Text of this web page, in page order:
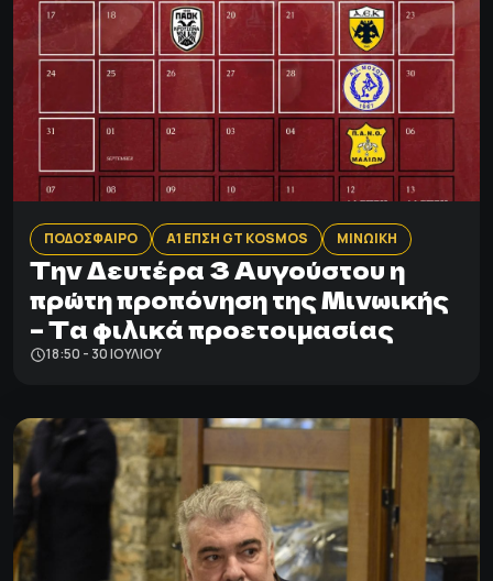
ΠΟΔΟΣΦΑΙΡΟ Α1 ΕΠΣΗ GT KOSMOS ΜΙΝΩΙΚΗ
Tην Δευτέρα 3 Αυγούστου η
πρώτη προπόνηση της Μινωικής
– Τα φιλικά προετοιμασίας
18:50 - 30 ΙΟΥΛΊΟΥ